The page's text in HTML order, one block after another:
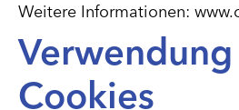
Weitere Informationen:
Cookies